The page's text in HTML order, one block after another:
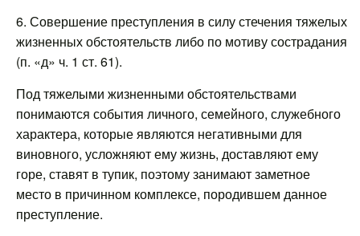
6. Совершение преступления в силу стечения тяжелых
жизненных обстоятельств либо по мотиву сострадания
(п. «д» ч. 1 ст. 61).
Под тяжелыми жизненными обстоятельствами
понимаются события личного, семейного, служебного
характера, которые являются негативными для
виновного, усложняют ему жизнь, доставляют ему
горе, ставят в тупик, поэтому занимают заметное
место в причинном комплексе, породившем данное
преступление.